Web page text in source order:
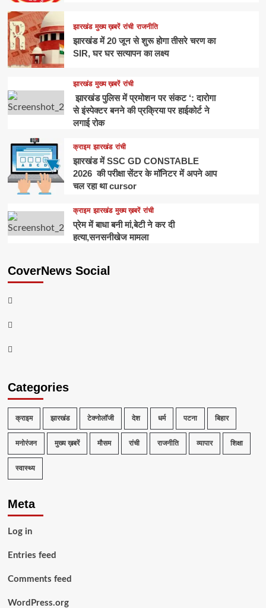
झारखंड मुख्य ख़बरें रांची राजनीति
झारखंड में 20 जून से शुरू होगा तीसरे चरण का
SIR, घर घर सत्यापन का लक्ष्य
झारखंड मुख्य ख़बरें रांची
झारखंड पुलिस में प्रमोशन पर संकट ‘: दारोगा
से इंस्पेक्टर बनने की प्रक्रिया पर हाईकोर्ट ने
लगाई रोक
क्राइम झारखंड रांची
झारखंड में SSC GD CONSTABLE
2026 की परीक्षा सेंटर के मॉनिटर में अपने आप
चल रहा था cursor
क्राइम झारखंड मुख्य ख़बरें रांची
प्रेम में बाधा बनी मां,बेटी ने कर दी
हत्या,सनसनीखेज मामला
CoverNews Social
Facebook
Youtube
Telegram
Categories
क्राइम झारखंड टेक्नोलॉजी देश धर्म पटना बिहार
मनोरंजन मुख्य ख़बरें मौसम रांची राजनीति व्यापार शिक्षा
स्वास्थ्य
Meta
Log in
Entries feed
Comments feed
WordPress.org